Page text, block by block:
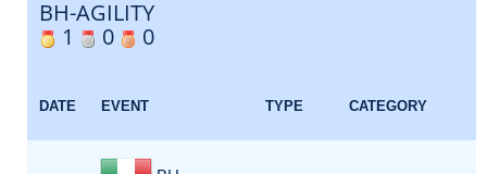
BH-AGILITY
1
0 0
DATE EVENT TYPE CATEGORY